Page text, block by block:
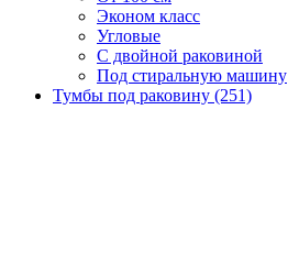
Эконом класс
Угловые
С двойной раковиной
Под стиральную машину
Тумбы под раковину (251)